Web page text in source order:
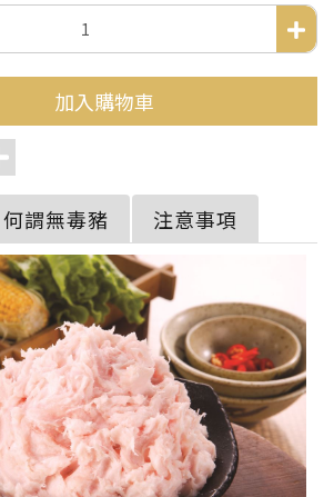
加入購物車
何謂無毒豬 注意事項